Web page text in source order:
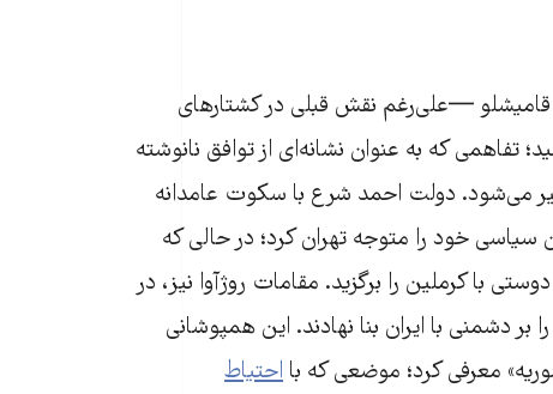
قامیشلو —علی‌رغم نقش قبلی در کشتارهای
تفاهمی که به عنوان نشانه‌ای از توافق نانوشته
می‌شود. دولت احمد شرع با سکوت عامدانه
خود را متوجه تهران کرد؛ در حالی که
با کرملین را برگزید. مقامات روژآوا نیز، در
با ایران بنا نهادند. این همپوشانی
معرفی کرد؛ موضعی که با احتیاط‌